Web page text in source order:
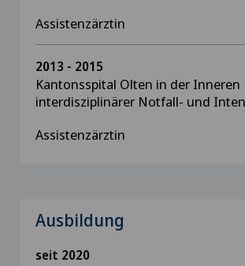
Assistenzärztin
2013 - 2015
Kantonsspital Olten in der
interdisziplinärer Notfall- und
Assistenzärztin
Ausbildung
seit 2020